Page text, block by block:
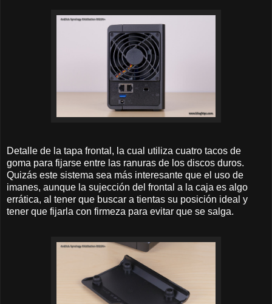
Detalle de la tapa frontal, la cual utiliza cuatro tacos de
goma para fijarse entre las ranuras de los discos duros.
Quizás este sistema sea más interesante que el uso de
imanes, aunque la sujección del frontal a la caja es algo
errática, al tener que buscar a tientas su posición ideal y
tener que fijarla con firmeza para evitar que se salga.